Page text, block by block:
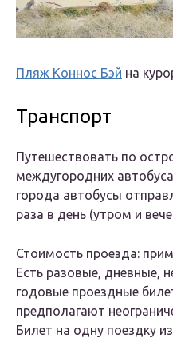
Пляж Коннос Бэй на
Транспорт
Путешествовать по
междугородних
города автобусы
раза в день (утром и
Стоимость проезда:
Есть разовые, дневные,
годовые проездные
предполагают
Билет на одну поездку